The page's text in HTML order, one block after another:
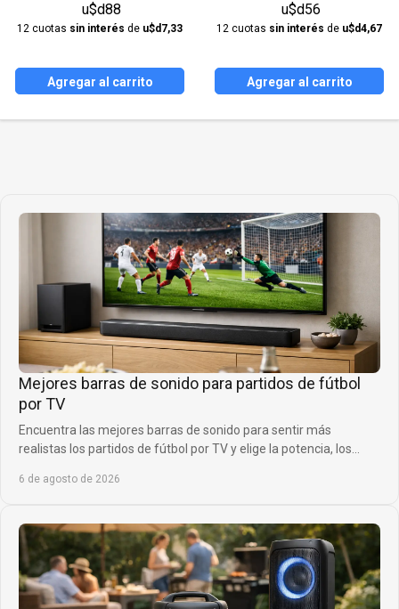
u$d88
12 cuotas sin interés de u$d7,33
Agregar al carrito
u$d56
12 cuotas sin interés de u$d4,67
Agregar al carrito
Mejores barras de sonido para partidos de fútbol
por TV
Encuentra las mejores barras de sonido para sentir más
realistas los partidos de fútbol por TV y elige la potencia, los
6 de agosto de 2026